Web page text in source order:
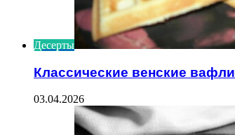
Десерты
Классические венские вафли
03.04.2026